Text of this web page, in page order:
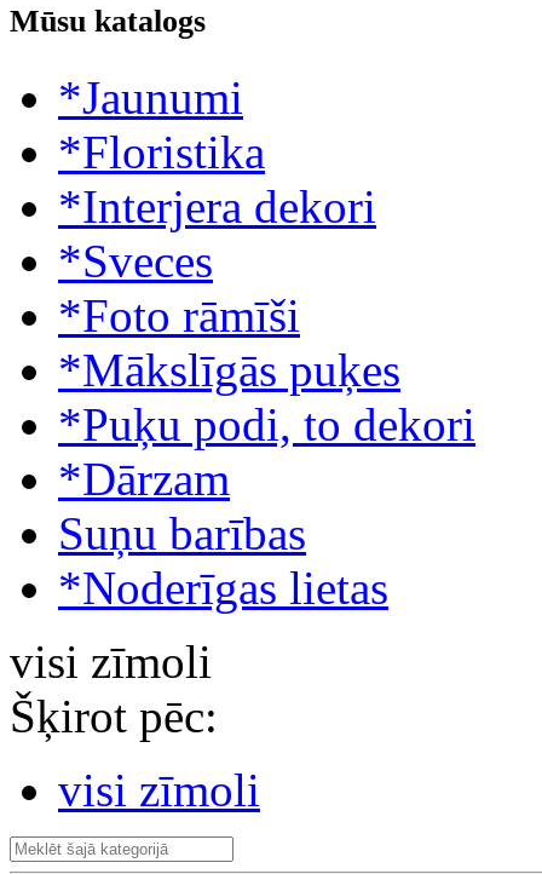
Mūsu katalogs
*Jaunumi
*Floristika
*Interjera dekori
*Sveces
*Foto rāmīši
*Mākslīgās puķes
*Puķu podi, to dekori
*Dārzam
Suņu barības
*Noderīgas lietas
visi zīmoli
Šķirot pēc:
visi zīmoli